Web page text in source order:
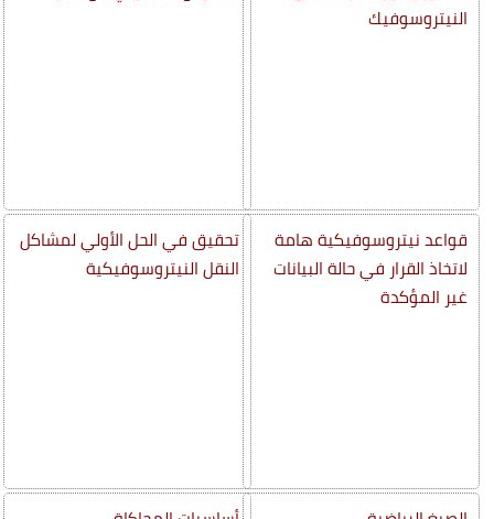
النيتروسوفيك
قواعد نيتروسوفيكية هامة
لاتخاذ القرار في حالة البيانات
غير المؤكدة
تحقيق في الحل الأولي لمشاكل
النقل النيتروسوفيكية